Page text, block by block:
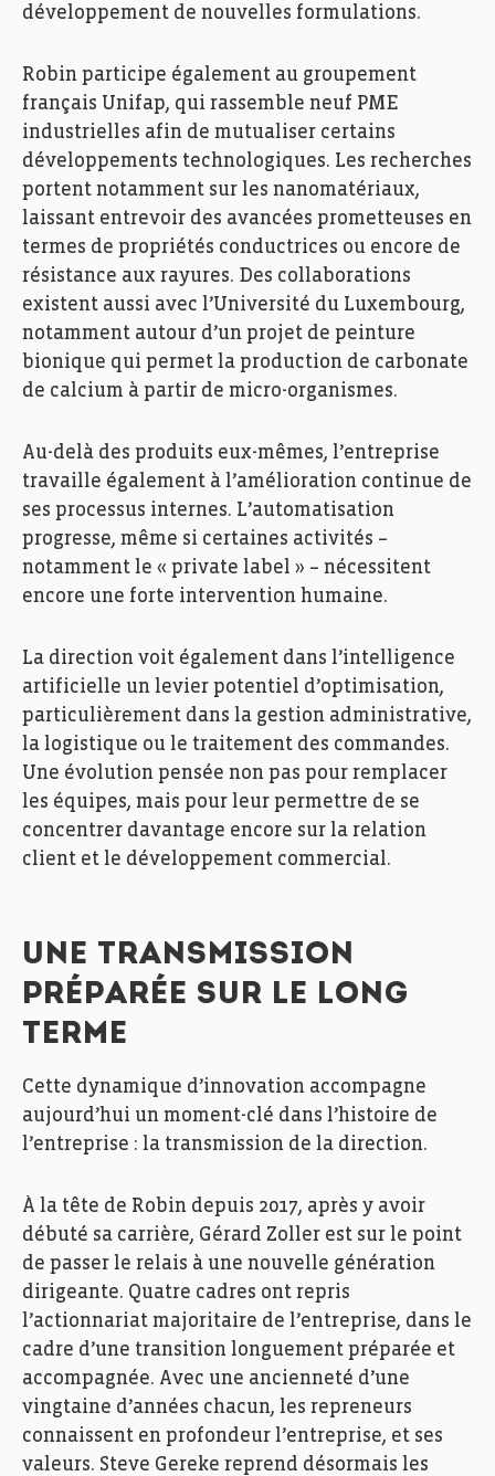
Fedil, Echo des Entreprises, Zoom, Peintures Robin,
Photo: Ann Sophie Lindström
Fedil, Echo des Entreprises, Zoom, Peintures Robin,
Photo: Ann Sophie Lindström
développement de nouvelles formulations.
Robin participe également au groupement
français Unifap, qui rassemble neuf PME
industrielles afin de mutualiser certains
développements technologiques. Les recherches
portent notamment sur les nanomatériaux,
laissant entrevoir des avancées prometteuses en
termes de propriétés conductrices ou encore de
résistance aux rayures. Des collaborations
existent aussi avec l’Université du Luxembourg,
notamment autour d’un projet de peinture
bionique qui permet la production de carbonate
de calcium à partir de micro-organismes.
Au-delà des produits eux-mêmes, l’entreprise
travaille également à l’amélioration continue de
ses processus internes. L’automatisation
progresse, même si certaines activités –
notamment le « private label » – nécessitent
encore une forte intervention humaine.
La direction voit également dans l’intelligence
artificielle un levier potentiel d’optimisation,
particulièrement dans la gestion administrative,
la logistique ou le traitement des commandes.
Une évolution pensée non pas pour remplacer
les équipes, mais pour leur permettre de se
concentrer davantage encore sur la relation
client et le développement commercial.
UNE TRANSMISSION
PRÉPARÉE SUR LE LONG
TERME
Cette dynamique d’innovation accompagne
aujourd’hui un moment-clé dans l’histoire de
l’entreprise : la transmission de la direction.
À la tête de Robin depuis 2017, après y avoir
débuté sa carrière, Gérard Zoller est sur le point
de passer le relais à une nouvelle génération
dirigeante. Quatre cadres ont repris
l’actionnariat majoritaire de l’entreprise, dans le
cadre d’une transition longuement préparée et
accompagnée. Avec une ancienneté d’une
vingtaine d’années chacun, les repreneurs
connaissent en profondeur l’entreprise, et ses
valeurs. Steve Gereke reprend désormais les